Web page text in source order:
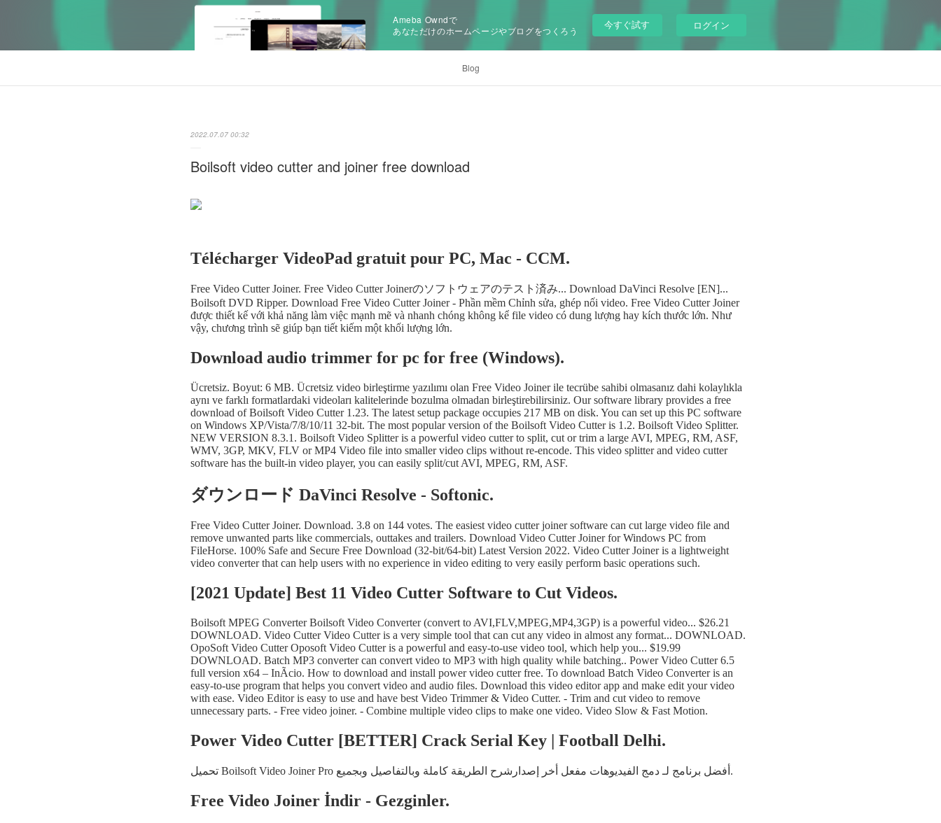
Ameba Owndで
あなただけのホームページやブログをつくろう
今すぐ試す ログイン
Blog
2022.07.07 00:32
Boilsoft video cutter and joiner free download